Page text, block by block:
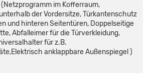
im Kofferraum,
der Vordersitze, Türkantenschutz
und hinteren Seitentüren, Doppelseitige
Abfalleimer für die Türverkleidung,
für z.B.
anklappbare Außenspiegel )